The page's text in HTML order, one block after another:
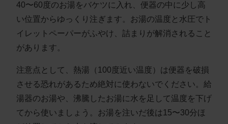
40〜60度のお湯をバケツに入れ、便器の中に少し高
い位置からゆっくり注ぎます。お湯の温度と水圧でト
イレットペーパーがふやけ、詰まりが解消されること
があります。
注意点として、 熱湯（100度近い温度）は便器を破損
させる恐れがあるため絶対に使わないでください。給
湯器のお湯や、沸騰したお湯に水を足して温度を下げ
てから使いましょう。お湯を注いだ後は 15〜30分ほ